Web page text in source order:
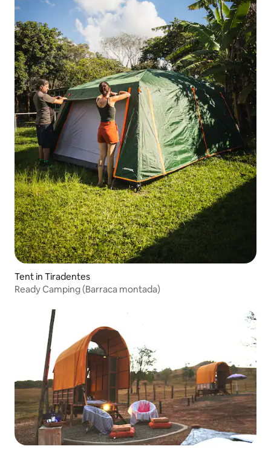
Tent in Tiradentes
Ready Camping (Barraca montada)